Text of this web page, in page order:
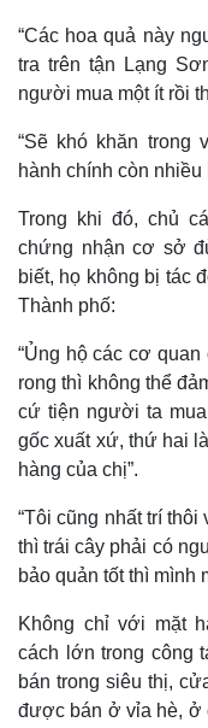
Cuộc sống đó đây
Hồ sơ
“Các hoa quả này
tra trên tận Lạng
người mua một ít rồi
“Sẽ khó khăn trong
hành chính còn nhiều
Trong khi đó, chủ
chứng nhận cơ sở
biết, họ không bị tác
Thành phố:
“Ủng hộ các cơ
rong thì không thể
cứ tiện người ta
gốc xuất xứ, thứ hai
hàng của chị”.
“Tôi cũng nhất trí
thì trái cây phải có
bảo quản tốt thì mình
Không chỉ với mặt
cách lớn trong công
bán trong siêu thị,
được bán ở vỉa hè, ở